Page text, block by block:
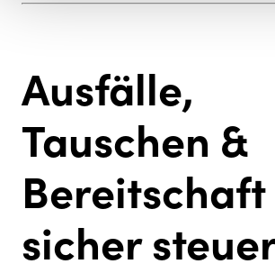
Ausfälle,
Tauschen &
Bereitschaft
sicher